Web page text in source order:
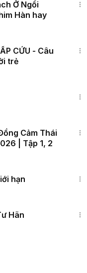
Ở Ngồi
Hàn hay
CỨU - Câu
trẻ
Cảm Thái
| Tập 1, 2
hạn
Hãn